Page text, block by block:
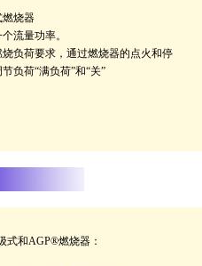
燃烧器
流量功率。
烧负荷要求，通过燃烧器的点火和停
负荷“满负荷”和“关”
式和AGP®燃烧器：